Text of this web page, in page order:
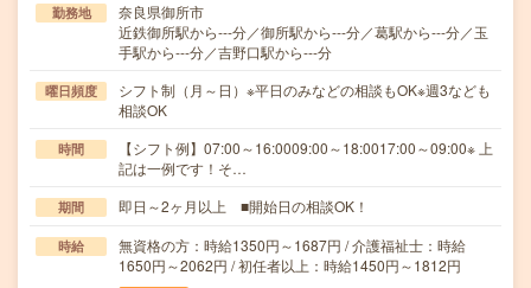
勤務地
奈良県御所市
近鉄御所駅から---分／御所駅から---分／葛駅から---分／玉
手駅から---分／吉野口駅から---分
曜日頻度
シフト制（月～日）※平日のみなどの相談もOK※週3なども
相談OK
時間
【シフト例】07:00～16:0009:00～18:0017:00～09:00※ 上
記は一例です！そ…
期間 即日～2ヶ月以上 ■開始日の相談OK！
時給
無資格の方：時給1350円～1687円 / 介護福祉士：時給
1650円～2062円 / 初任者以上：時給1450円～1812円